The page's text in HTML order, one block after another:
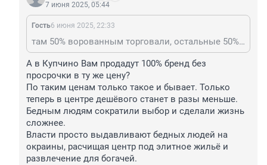
7 июня 2025, 05:44
Гость6 июня 2025, 22:33
там 50% ворованным торговали, остальные 50% неликвид с просрочкой или контрафакт без гарантии.
А в Купчино Вам продадут 100% бренд без
просрочки в ту же цену?
По таким ценам только такое и бывает. Только
теперь в центре дешёвого станет в разы меньше.
Бедным людям сократили выбор и сделали жизнь
сложнее.
Власти просто выдавливают бедных людей на
окраины, расчищая центр под элитное жильё и
развлечение для богачей.